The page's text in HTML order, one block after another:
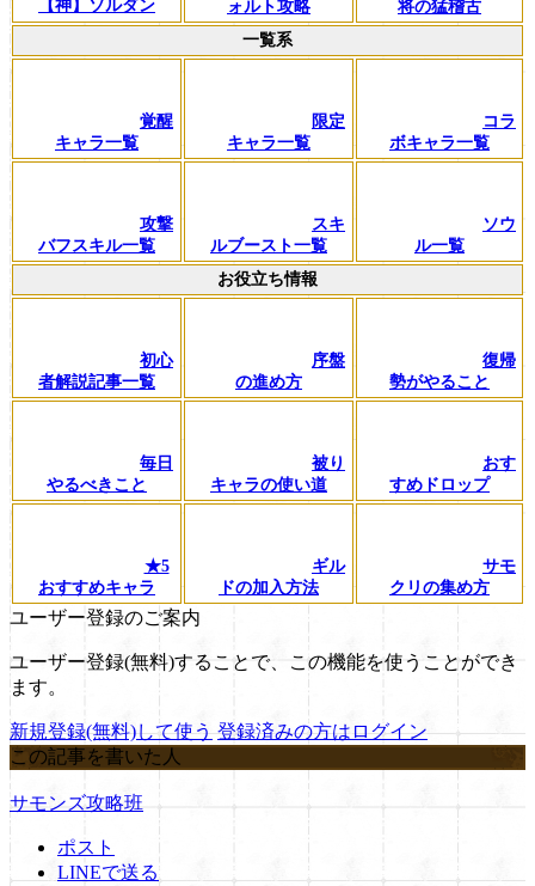
【神】ソルダン ォルト攻略
将の猛稽古
一覧系
覚醒
キャラ一覧
限定
キャラ一覧
コラ
ボキャラ一覧
攻撃
バフスキル一覧
スキ
ルブースト一覧
ソウ
ル一覧
お役立ち情報
初心
者解説記事一覧
序盤
の進め方
復帰
勢がやること
毎日
やるべきこと
被り
キャラの使い道
おす
すめドロップ
★5
おすすめキャラ
ギル
ドの加入方法
サモ
クリの集め方
ユーザー登録のご案内
ユーザー登録(無料)することで、この機能を使うことができ
ます。
新規登録(無料)して使う 登録済みの方はログイン
この記事を書いた人
サモンズ攻略班
ポスト
LINEで送る